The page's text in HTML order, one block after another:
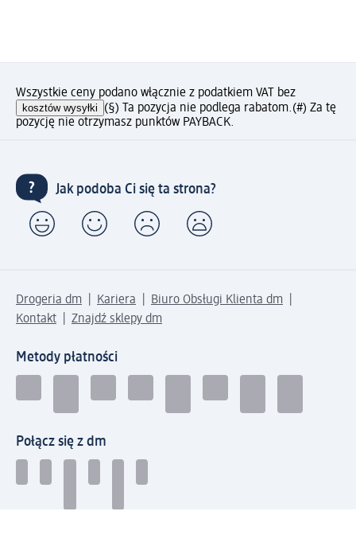
Wszystkie ceny podano włącznie z podatkiem VAT bez
kosztów wysyłki (§) Ta pozycja nie podlega rabatom.(#) Za tę
pozycję nie otrzymasz punktów PAYBACK.
Jak podoba Ci się ta strona?
Drogeria dm Kariera
Biuro Obsługi Klienta dm
Kontakt
Znajdź sklepy dm
Metody płatności
Połącz się z dm